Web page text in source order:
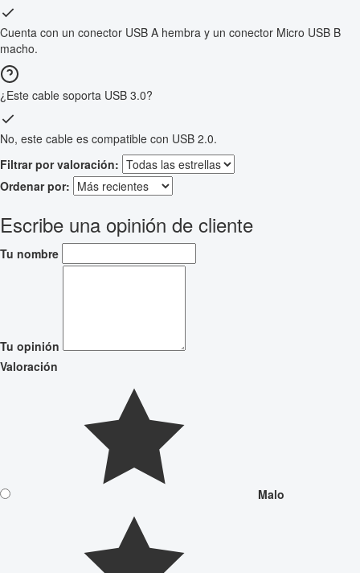
Cuenta con un conector USB A hembra y un conector Micro USB B
macho.
¿Este cable soporta USB 3.0?
No, este cable es compatible con USB 2.0.
Filtrar por valoración:
Ordenar por:
Escribe una opinión de cliente
Tu nombre
Tu opinión
Valoración
Malo